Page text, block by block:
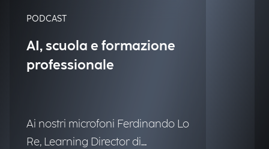
PODCAST
AI, scuola e formazione
professionale
Ai nostri microfoni Ferdinando Lo
Re, Learning Director di